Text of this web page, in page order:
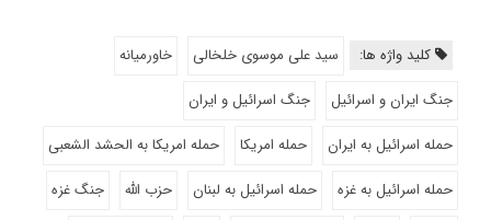
کلید واژه ها: سید علی موسوی خلخالی
خاورمیانه
جنگ ایران و اسرائیل
جنگ اسرائیل و ایران
حمله اسرائیل به ایران
حمله امریکا
حمله امریکا به الحشد الشعبی
حمله اسرائیل به غزه
حمله اسرائیل به لبنان حزب الله
جنگ غزه